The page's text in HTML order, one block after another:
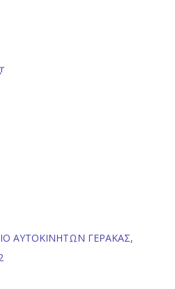
ΑΥΤΟΚΙΝΗΤΩΝ ΓΕΡΑΚΑΣ,